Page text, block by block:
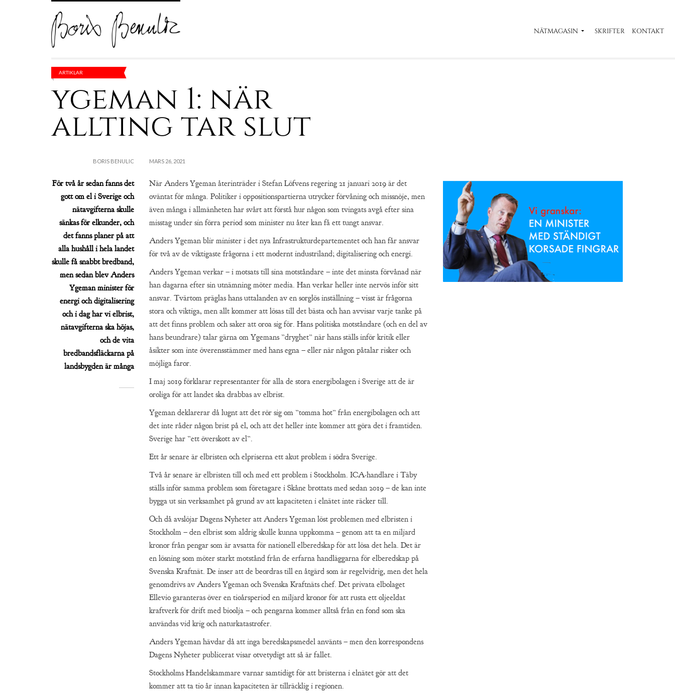
NÄTMAGASIN SKRIFTER KONTAKT
ARTIKLAR
ygeman 1: när
allting tar slut
BORIS BENULIC
För två år sedan fanns det
gott om el i Sverige och
nätavgifterna skulle
sänkas för elkunder, och
det fanns planer på att
alla hushåll i hela landet
skulle få snabbt bredband,
men sedan blev Anders
Ygeman minister för
energi och digitalisering
och i dag har vi elbrist,
nätavgifterna ska höjas,
och de vita
bredbandsfläckarna på
landsbygden är många
MARS 26, 2021
När Anders Ygeman återinträder i Stefan Löfvens regering 21 januari 2019 är det
oväntat för många. Politiker i oppositionspartierna utrycker förvåning och missnöje, men
även många i allmänheten har svårt att förstå hur någon som tvingats avgå efter sina
misstag under sin förra period som minister nu åter kan få ett tungt ansvar.
Anders Ygeman blir minister i det nya Infrastrukturdepartementet och han får ansvar
för två av de viktigaste frågorna i ett modernt industriland; digitalisering och energi.
Anders Ygeman verkar – i motsats till sina motståndare – inte det minsta förvånad när
han dagarna efter sin utnämning möter media. Han verkar heller inte nervös inför sitt
ansvar. Tvärtom präglas hans uttalanden av en sorglös inställning – visst är frågorna
stora och viktiga, men allt kommer att lösas till det bästa och han avvisar varje tanke på
att det finns problem och saker att oroa sig för. Hans politiska motståndare (och en del av
hans beundrare) talar gärna om Ygemans ”dryghet” när hans ställs inför kritik eller
åsikter som inte överensstämmer med hans egna – eller när någon påtalar risker och
möjliga faror.
I maj 2019 förklarar representanter för alla de stora energibolagen i Sverige att de är
oroliga för att landet ska drabbas av elbrist.
Ygeman deklarerar då lugnt att det rör sig om ”tomma hot” från energibolagen och att
det inte råder någon brist på el, och att det heller inte kommer att göra det i framtiden.
Sverige har ”ett överskott av el”.
Ett år senare är elbristen och elpriserna ett akut problem i södra Sverige.
Två år senare är elbristen till och med ett problem i Stockholm. ICA-handlare i Täby
ställs inför samma problem som företagare i Skåne brottats med sedan 2019 – de kan inte
bygga ut sin verksamhet på grund av att kapaciteten i elnätet inte räcker till.
Och då avslöjar Dagens Nyheter att Anders Ygeman löst problemen med elbristen i
Stockholm – den elbrist som aldrig skulle kunna uppkomma – genom att ta en miljard
kronor från pengar som är avsatta för nationell elberedskap för att lösa det hela. Det är
en lösning som möter starkt motstånd från de erfarna handläggarna för elberedskap på
Svenska Kraftnät. De inser att de beordras till en åtgärd som är regelvidrig, men det hela
genomdrivs av Anders Ygeman och Svenska Kraftnäts chef. Det privata elbolaget
Ellevio garanteras över en tioårsperiod en miljard kronor för att rusta ett oljeeldat
kraftverk för drift med bioolja – och pengarna kommer alltså från en fond som ska
användas vid krig och naturkatastrofer.
Anders Ygeman hävdar då att inga beredskapsmedel använts – men den korrespondens
Dagens Nyheter publicerat visar otvetydigt att så är fallet.
Stockholms Handelskammare varnar samtidigt för att bristerna i elnätet gör att det
kommer att ta tio år innan kapaciteten är tillräcklig i regionen.